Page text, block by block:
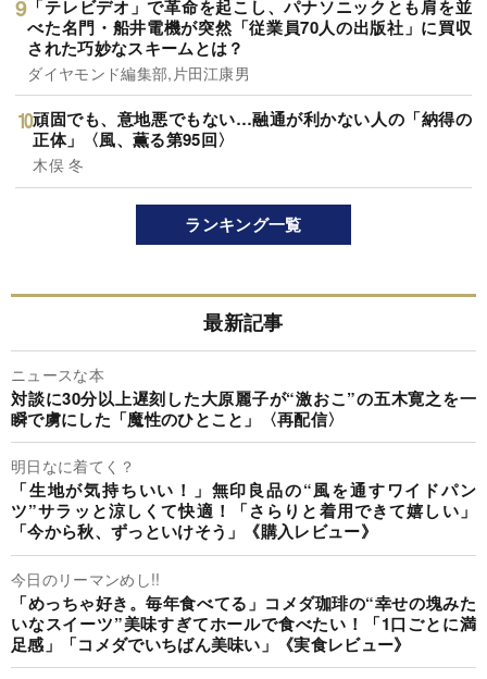
「テレビデオ」で革命を起こし、パナソニックとも肩を並
べた名門・船井電機が突然「従業員70人の出版社」に買収
された巧妙なスキームとは？
ダイヤモンド編集部,片田江康男
頑固でも、意地悪でもない…融通が利かない人の「納得の
正体」〈風、薫る第95回〉
木俣 冬
ランキング一覧
最新記事
ニュースな本
対談に30分以上遅刻した大原麗子が“激おこ”の五木寛之を一
瞬で虜にした「魔性のひとこと」〈再配信〉
明日なに着てく？
「生地が気持ちいい！」無印良品の“風を通すワイドパン
ツ”サラッと涼しくて快適！「さらりと着用できて嬉しい」
「今から秋、ずっといけそう」《購入レビュー》
今日のリーマンめし!!
「めっちゃ好き。毎年食べてる」コメダ珈琲の“幸せの塊みた
いなスイーツ”美味すぎてホールで食べたい！「1口ごとに満
足感」「コメダでいちばん美味い」《実食レビュー》